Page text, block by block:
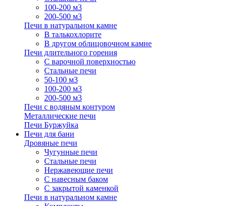
100-200 м3
200-500 м3
Печи в натуральном камне
В талькохлорите
В другом облицовочном камне
Печи длительного горения
С варочной поверхностью
Стальные печи
50-100 м3
100-200 м3
200-500 м3
Печи с водяным контуром
Металлические печи
Печи Буржуйка
Печи для бани
Дровяные печи
Чугунные печи
Стальные печи
Нержавеющие печи
С навесным баком
С закрытой каменкой
Печи в натуральном камне